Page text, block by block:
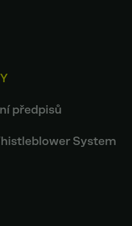
předpisů
System